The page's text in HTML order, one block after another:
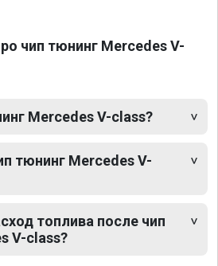
чип тюнинг Mercedes V-
Mercedes V-class?
тюнинг Mercedes V-
топлива после чип
V-class?